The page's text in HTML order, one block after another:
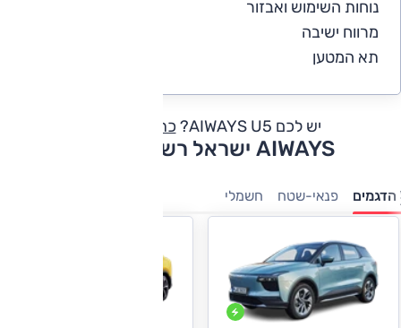
נוחות השימוש ואבזור
מרווח ישיבה
תא המטען
יש לכם AIWAYS U5? כתבו חוות דעת
AIWAYS ישראל רשימת דגמים
הדגמים פנאי-שטח חשמלי